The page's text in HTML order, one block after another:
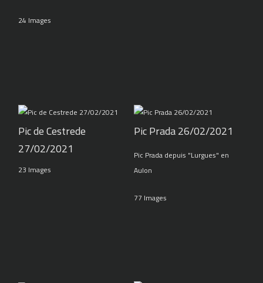
24 Images
Pic de Cestrede
27/02/2021
23 Images
Pic Prada 26/02/2021
Pic Prada depuis "Lurgues" en
Aulon
77 Images